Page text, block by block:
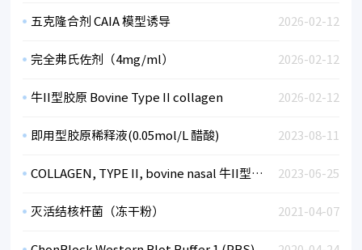
2026-02-12
五克隆合剂 CAIA 模型诱导
2026-02-12
完全弗氏佐剂（4mg/ml）
2026-02-12
牛II型胶原 Bovine Type II collagen
2023-08-11
即用型胶原稀释液(0.05mol/L 醋酸)
2023-06-25
COLLAGEN, TYPE II, bovine nasal 牛II型胶原
2021-04-07
灭活结核杆菌（冻干粉）